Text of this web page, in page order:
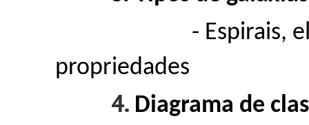
- Espirais,
propriedades
4. Diagrama de